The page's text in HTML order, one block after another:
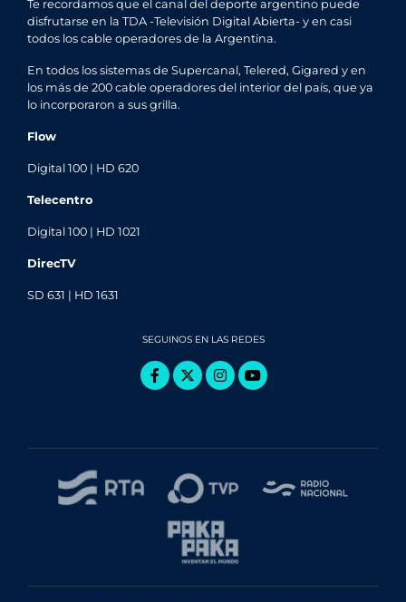
Te recordamos que el canal del deporte argentino puede
disfrutarse en la TDA -Televisión Digital Abierta- y en casi
todos los cable operadores de la Argentina.
En todos los sistemas de Supercanal, Telered, Gigared y en
los más de 200 cable operadores del interior del país, que ya
lo incorporaron a sus grilla.
Flow
Digital 100 | HD 620
Telecentro
Digital 100 | HD 1021
DirecTV
SD 631 | HD 1631
SEGUINOS EN LAS REDES